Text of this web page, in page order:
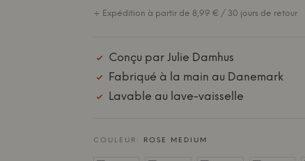
+ Expédition à partir de 8,99 € / 30 jours de retour
Conçu par Julie Damhus
Fabriqué à la main au Danemark
Lavable au lave-vaisselle
COULEUR: ROSE MEDIUM